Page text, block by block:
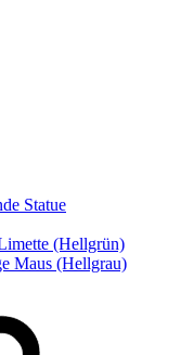
Statue
(Hellgrün)
Maus (Hellgrau)